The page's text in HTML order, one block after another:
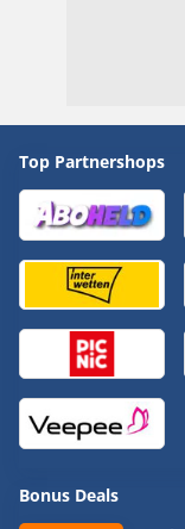
Top Partnershops
Bonus Deals